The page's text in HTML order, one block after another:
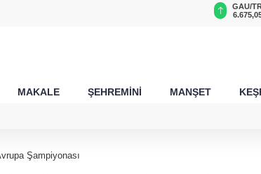
GAU/
MAKALE ŞEHREMİNİ MANŞET
Şampiyonası